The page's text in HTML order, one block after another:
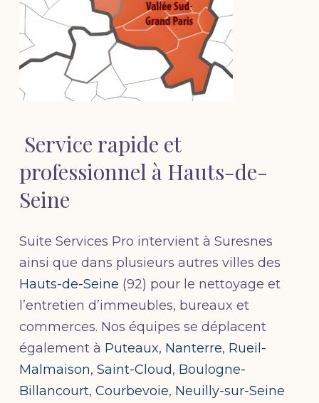
Service rapide et
professionnel à Hauts-de-
Seine
Suite Services Pro intervient à Suresnes
ainsi que dans plusieurs autres villes des
Hauts-de-Seine (92) pour le nettoyage et
l’entretien d’immeubles, bureaux et
commerces. Nos équipes se déplacent
également à Puteaux, Nanterre, Rueil-
Malmaison, Saint-Cloud, Boulogne-
Billancourt, Courbevoie, Neuilly-sur-Seine